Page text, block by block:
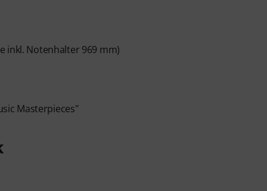
inkl. Notenhalter 969 mm)
Masterpieces"